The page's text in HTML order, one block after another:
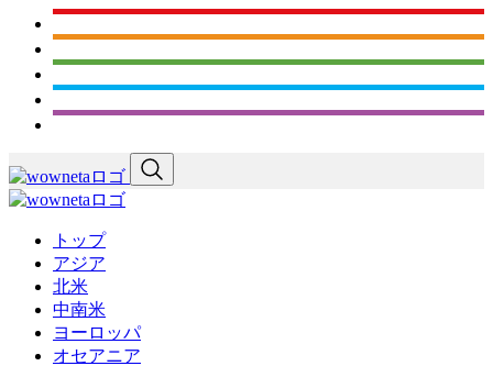
トップ
アジア
北米
中南米
ヨーロッパ
オセアニア